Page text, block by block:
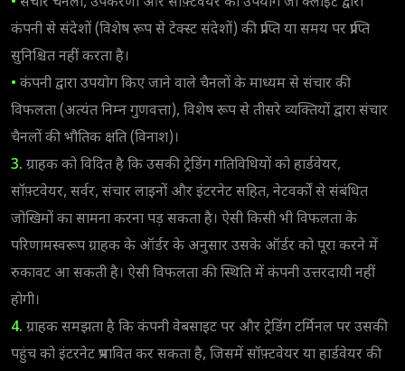
कंपनी से संदेशों (विशेष रूप से टेक्स्ट संदेशों) की प्राप्ति या समय पर प्राप्ति
सुनिश्चित नहीं करता है।
• कंपनी द्वारा उपयोग किए जाने वाले चैनलों के माध्यम से संचार की
विफलता (अत्यंत निम्न गुणवत्ता), विशेष रूप से तीसरे व्यक्तियों द्वारा संचार
चैनलों की भौतिक क्षति (विनाश)।
3. ग्राहक को विदित है कि उसकी ट्रेडिंग गतिविधियों को हार्डवेयर,
सॉफ़्टवेयर, सर्वर, संचार लाइनों और इंटरनेट सहित, नेटवर्कों से संबंधित
जोखिमों का सामना करना पड़ सकता है। ऐसी किसी भी विफलता के
परिणामस्वरूप ग्राहक के ऑर्डर के अनुसार उसके ऑर्डर को पूरा करने में
रुकावट आ सकती है। ऐसी विफलता की स्थिति में कंपनी उत्तरदायी नहीं
होगी।
4. ग्राहक समझता है कि कंपनी वेबसाइट पर और ट्रेडिंग टर्मिनल पर उसकी
पहुंच को इंटरनेट प्रभावित कर सकता है, जिसमें सॉफ़्टवेयर या हार्डवेयर की